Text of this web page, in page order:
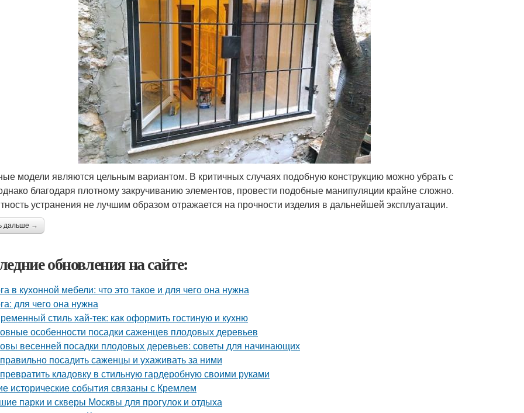
модели являются цельным вариантом. В критичных случаях подобную конструкцию можно убрать с
благодаря плотному закручиванию элементов, провести подобные манипуляции крайне сложно.
устранения не лучшим образом отражается на прочности изделия в дальнейшей эксплуатации.
дальше →
обновления на сайте:
в кухонной мебели: что это такое и для чего она нужна
для чего она нужна
стиль хай-тек: как оформить гостиную и кухню
особенности посадки саженцев плодовых деревьев
весенней посадки плодовых деревьев: советы для начинающих
посадить саженцы и ухаживать за ними
кладовку в стильную гардеробную своими руками
исторические события связаны с Кремлем
парки и скверы Москвы для прогулок и отдыха